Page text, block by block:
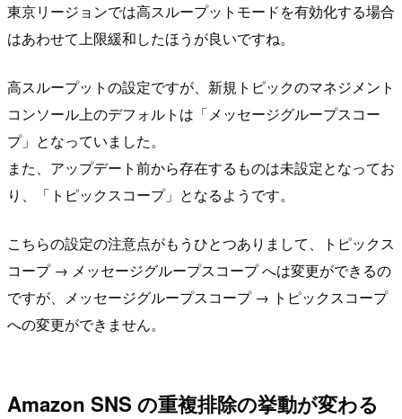
東京リージョンでは高スループットモードを有効化する場合
はあわせて上限緩和したほうが良いですね。
高スループットの設定ですが、新規トピックのマネジメント
コンソール上のデフォルトは「メッセージグループスコー
プ」となっていました。
また、アップデート前から存在するものは未設定となってお
り、「トピックスコープ」となるようです。
こちらの設定の注意点がもうひとつありまして、トピックス
コープ → メッセージグループスコープ へは変更ができるの
ですが、メッセージグループスコープ → トピックスコープ
への変更ができません。
Amazon SNS の重複排除の挙動が変わる